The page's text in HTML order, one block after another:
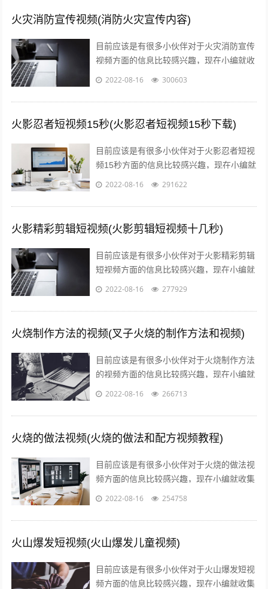
火灾消防宣传视频(消防火灾宣传内容)
目前应该是有很多小伙伴对于火灾消防宣传
视频方面的信息比较感兴趣，现在小编就收
集了一些与消防火灾宣传内容相关的信息来
2022-08-16 300603
火影忍者短视频15秒(火影忍者短视频15秒下载)
目前应该是有很多小伙伴对于火影忍者短视
频15秒方面的信息比较感兴趣，现在小编就
收集了一些与火影忍者短视频15秒下载相关
2022-08-16 291622
火影精彩剪辑短视频(火影剪辑短视频十几秒)
目前应该是有很多小伙伴对于火影精彩剪辑
短视频方面的信息比较感兴趣，现在小编就
收集了一些与火影剪辑短视频十几秒相关的
2022-08-16 277929
火烧制作方法的视频(叉子火烧的制作方法和视频)
目前应该是有很多小伙伴对于火烧制作方法
的视频方面的信息比较感兴趣，现在小编就
收集了一些与叉子火烧的制作方法和视频相
2022-08-16 266713
火烧的做法视频(火烧的做法和配方视频教程)
目前应该是有很多小伙伴对于火烧的做法视
频方面的信息比较感兴趣，现在小编就收集
了一些与火烧的做法和配方视频教程相关的
2022-08-16 254758
火山爆发短视频(火山爆发儿童视频)
目前应该是有很多小伙伴对于火山爆发短视
频方面的信息比较感兴趣，现在小编就收集